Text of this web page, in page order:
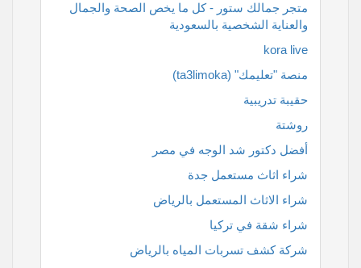
متجر جمالك ستور - كل ما يخص الصحة والجمال
والعناية الشخصية بالسعودية
kora live
منصة "تعليمك" (ta3limoka)
حقيبة تدريبية
روشتة
أفضل دكتور شد الوجه في مصر
شراء اثاث مستعمل جدة
شراء الاثاث المستعمل بالرياض
شراء شقة في تركيا
شركة كشف تسربات المياه بالرياض